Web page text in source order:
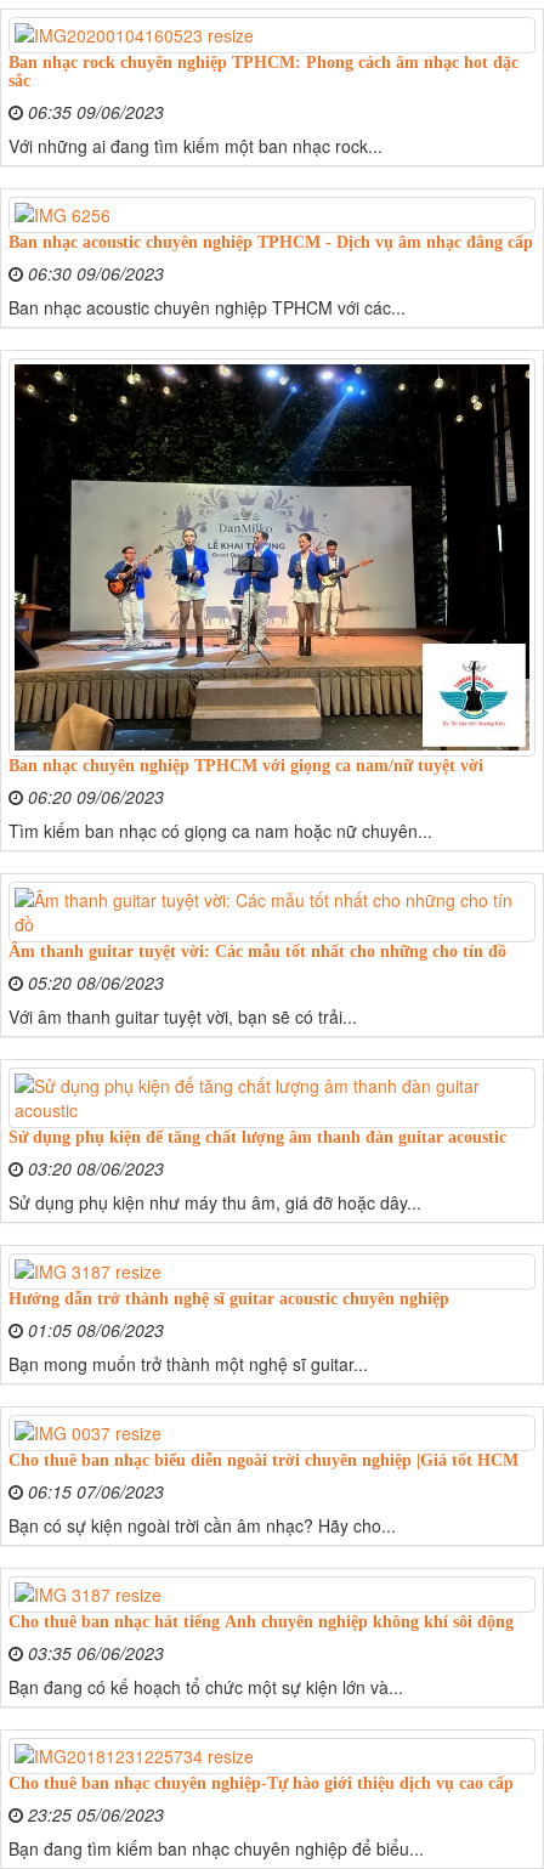
Ban nhạc rock chuyên nghiệp TPHCM: Phong cách âm nhạc hot đặc
sắc
06:35 09/06/2023
Với những ai đang tìm kiếm một ban nhạc rock...
Ban nhạc acoustic chuyên nghiệp TPHCM - Dịch vụ âm nhạc đẳng cấp
06:30 09/06/2023
Ban nhạc acoustic chuyên nghiệp TPHCM với các...
Ban nhạc chuyên nghiệp TPHCM với giọng ca nam/nữ tuyệt vời
06:20 09/06/2023
Tìm kiếm ban nhạc có giọng ca nam hoặc nữ chuyên...
Âm thanh guitar tuyệt vời: Các mẫu tốt nhất cho những cho tín đồ
05:20 08/06/2023
Với âm thanh guitar tuyệt vời, bạn sẽ có trải...
Sử dụng phụ kiện để tăng chất lượng âm thanh đàn guitar acoustic
03:20 08/06/2023
Sử dụng phụ kiện như máy thu âm, giá đỡ hoặc dây...
Hướng dẫn trở thành nghệ sĩ guitar acoustic chuyên nghiệp
01:05 08/06/2023
Bạn mong muốn trở thành một nghệ sĩ guitar...
Cho thuê ban nhạc biểu diễn ngoài trời chuyên nghiệp |Giá tốt HCM
06:15 07/06/2023
Bạn có sự kiện ngoài trời cần âm nhạc? Hãy cho...
Cho thuê ban nhạc hát tiếng Anh chuyên nghiệp không khí sôi động
03:35 06/06/2023
Bạn đang có kế hoạch tổ chức một sự kiện lớn và...
Cho thuê ban nhạc chuyên nghiệp-Tự hào giới thiệu dịch vụ cao cấp
23:25 05/06/2023
Bạn đang tìm kiếm ban nhạc chuyên nghiệp để biểu...